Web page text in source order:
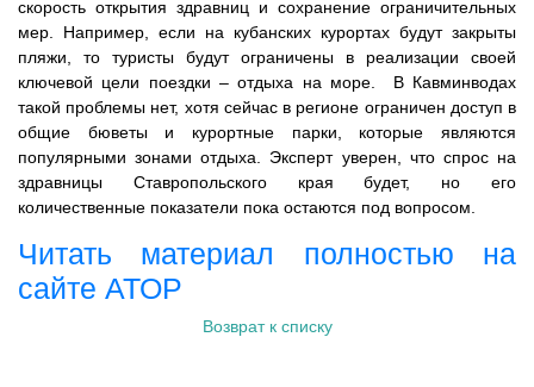
скорость открытия здравниц и сохранение ограничительных
мер. Например, если на кубанских курортах будут закрыты
пляжи, то туристы будут ограничены в реализации своей
ключевой цели поездки – отдыха на море. В Кавминводах
такой проблемы нет, хотя сейчас в регионе ограничен доступ в
общие бюветы и курортные парки, которые являются
популярными зонами отдыха. Эксперт уверен, что спрос на
здравницы Ставропольского края будет, но его
количественные показатели пока остаются под вопросом.
Читать материал полностью на
сайте АТОР
Возврат к списку